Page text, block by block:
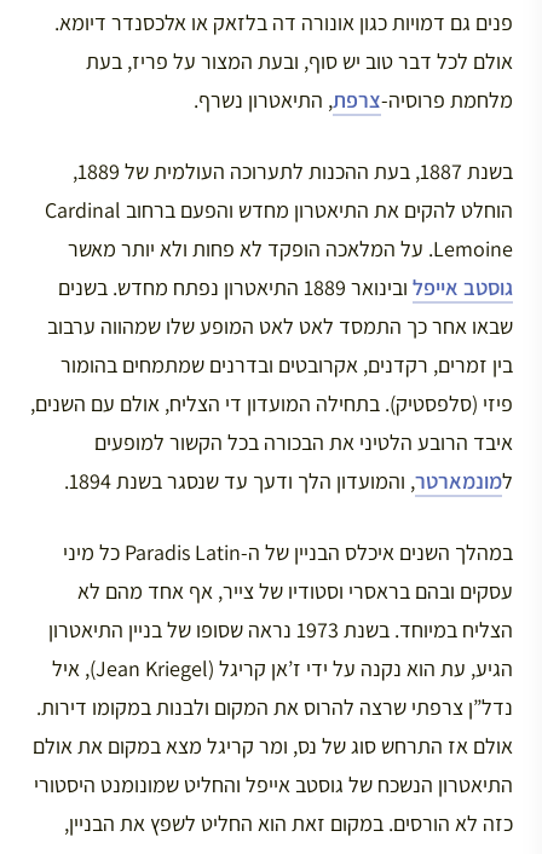
פנים גם דמויות כגון אונורה דה בלזאק או אלכסנדר דיומא.
אולם לכל דבר טוב יש סוף, ובעת המצור על פריז, בעת
מלחמת פרוסיה-צרפת, התיאטרון נשרף.
בשנת 1887, בעת ההכנות לתערוכה העולמית של 1889,
הוחלט להקים את התיאטרון מחדש והפעם ברחוב Cardinal
Lemoine. על המלאכה הופקד לא פחות ולא יותר מאשר
גוסטב אייפל
ובינואר 1889 התיאטרון נפתח מחדש. בשנים
שבאו אחר כך התמסד לאט לאט המופע שלו שמהווה ערבוב
בין זמרים, רקדנים, אקרובטים ובדרנים שמתמחים בהומור
פיזי (סלפסטיק). בתחילה המועדון די הצליח, אולם עם השנים,
איבד הרובע הלטיני את הבכורה בכל הקשור למופעים
למונמארטר, והמועדון הלך ודעך עד שנסגר בשנת 1894.
במהלך השנים איכלס הבניין של ה-Paradis Latin כל מיני
עסקים ובהם בראסרי וסטודיו של צייר, אף אחד מהם לא
הצליח במיוחד. בשנת 1973 נראה שסופו של בניין התיאטרון
הגיע, עת הוא נקנה על ידי ז’אן קריגל (Jean Kriegel), איל
נדל”ן צרפתי שרצה להרוס את המקום ולבנות במקומו דירות.
אולם אז התרחש סוג של נס, ומר קריגל מצא במקום את אולם
התיאטרון הנשכח של גוסטב אייפל והחליט שמונומנט היסטורי
כזה לא הורסים. במקום זאת הוא החליט לשפץ את הבניין,